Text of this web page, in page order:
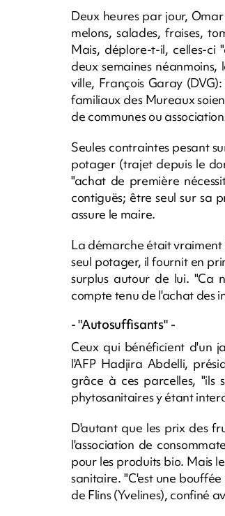
Deux heures par jour,
melons, salades, fraises,
Mais, déplore-t-il, celles-ci
deux semaines
ville, François Garay
familiaux des Mureaux
de communes ou
Seules contraintes pesant
potager (trajet depuis le
"achat de première
contiguës; être seul sur sa
assure le maire.
La démarche était vraiment
seul potager, il fournit en
surplus autour de lui. "Ca
compte tenu de l'achat des
- "Autosuffisants" -
Ceux qui bénéficient d'un
l'AFP Hadjira Abdelli,
grâce à ces parcelles, "ils
phytosanitaires y étant
D'autant que les prix des
l'association de
pour les produits bio. Mais
sanitaire. "C'est une
de Flins (Yvelines), confiné